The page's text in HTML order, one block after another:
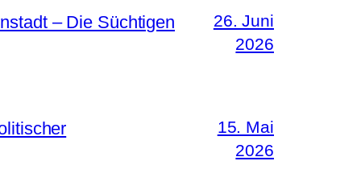
– Die Süchtigen
26. Juni
2026
15. Mai
2026